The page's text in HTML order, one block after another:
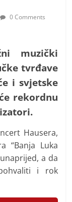
0 Comments
muzički
tvrđave
i svjetske
rekordnu
Hausera,
“Banja Luka
a da
i rok